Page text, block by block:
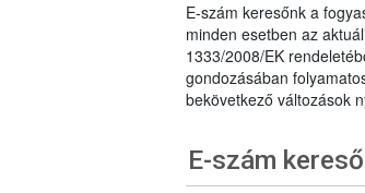
E-szám keresőnk a
minden esetben az
1333/2008/EK
gondozásában
bekövetkező változások
E-szám kereső